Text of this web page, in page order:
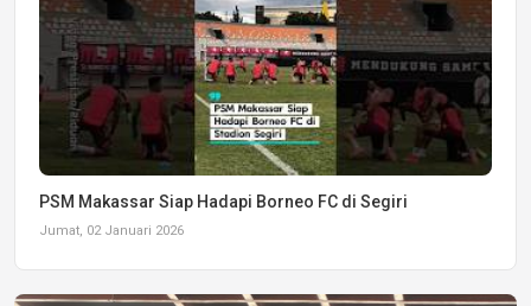
PSM Makassar Siap Hadapi Borneo FC di Segiri
Jumat, 02 Januari 2026